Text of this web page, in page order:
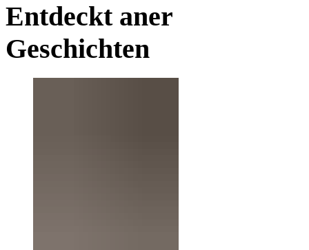
Entdeckt aner
Geschichten